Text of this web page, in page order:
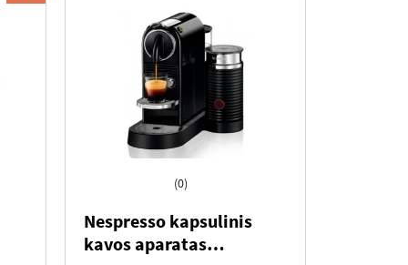
(0)
Nespresso kapsulinis
kavos aparatas